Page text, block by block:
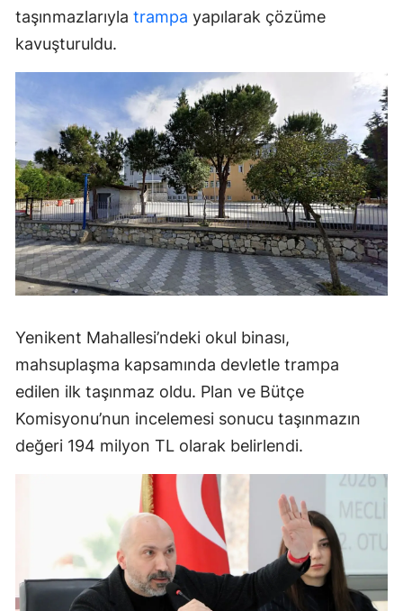
taşınmazlarıyla trampa yapılarak çözüme
kavuşturuldu.
Yenikent Mahallesi’ndeki okul binası,
mahsuplaşma kapsamında devletle trampa
edilen ilk taşınmaz oldu. Plan ve Bütçe
Komisyonu’nun incelemesi sonucu taşınmazın
değeri 194 milyon TL olarak belirlendi.